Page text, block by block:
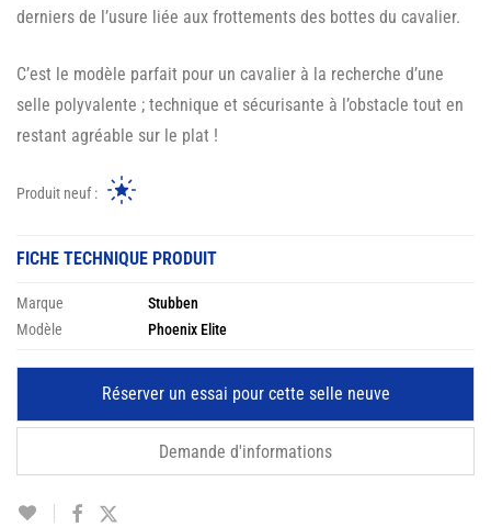
derniers de l’usure liée aux frottements des bottes du cavalier.
C’est le modèle parfait pour un cavalier à la recherche d’une
selle polyvalente ; technique et sécurisante à l’obstacle tout en
restant agréable sur le plat !
Produit neuf :
FICHE TECHNIQUE PRODUIT
Marque
Stubben
Modèle
Phoenix Elite
Réserver un essai pour cette selle neuve
Demande d'informations